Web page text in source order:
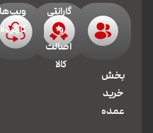
بخش
خرید
عمده
گارانتی
و
اصالت
کالا
کارکرده